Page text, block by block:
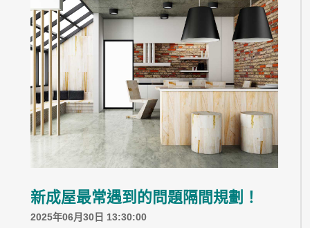
新成屋最常遇到的問題隔間規劃！
2025年06月30日 13:30:00